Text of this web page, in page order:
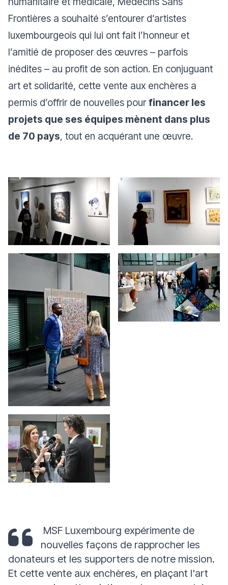
Frontières a souhaité s’entourer d’artistes
luxembourgeois qui lui ont fait l’honneur et
l’amitié de proposer des œuvres – parfois
inédites – au profit de son action. En conjuguant
art et solidarité, cette vente aux enchères a
permis d’offrir de nouvelles pourfinancer les
projets que ses équipes mènent dans plus
de 70 pays, tout en acquérant une œuvre.
MSF Luxembourg expérimente de
nouvelles façons de rapprocher les
donateurs et les supporters de notre mission.
Et cette vente aux enchères, en plaçant l'art